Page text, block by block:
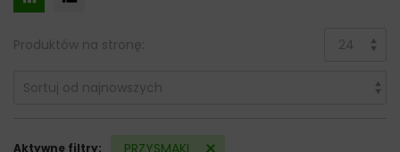
Produktów na stronę:
Aktywne filtry: PRZYSMAKI